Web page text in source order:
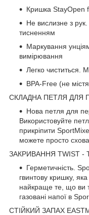
Кришка StayOpen
Не вислизне з
тисненням
Маркування
вимірювання
Легко чиститься.
BPA-Free (не
СКЛАДНА ПЕТЛЯ ДЛЯ
Нова петля для
Використовуйте
прикріпити
можете просто
ЗАКРИВАННЯ TWIST -
Герметичність.
гвинтову кришку,
найкраще те, що ви
газовані напої в
СТІЙКИЙ ЗАПАХ